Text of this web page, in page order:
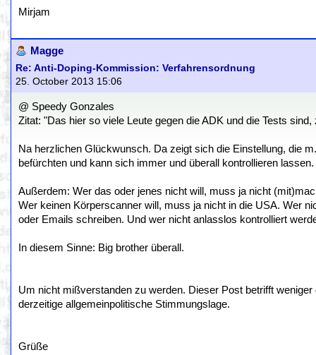
Mirjam
Magge
Re: Anti-Doping-Kommission: Verfahrensordnung
25. October 2013 15:06
@ Speedy Gonzales
Zitat: "Das hier so viele Leute gegen die ADK und die Tests
Na herzlichen Glückwunsch. Da zeigt sich die Einstellung, die
befürchten und kann sich immer und überall kontrollieren
Außerdem: Wer das oder jenes nicht will, muss ja nicht
Wer keinen Körperscanner will, muss ja nicht in die USA. Wer
oder Emails schreiben. Und wer nicht anlasslos kontrolliert
In diesem Sinne: Big brother überall.
Um nicht mißverstanden zu werden. Dieser Post betrifft
derzeitige allgemeinpolitische Stimmungslage.
Grüße